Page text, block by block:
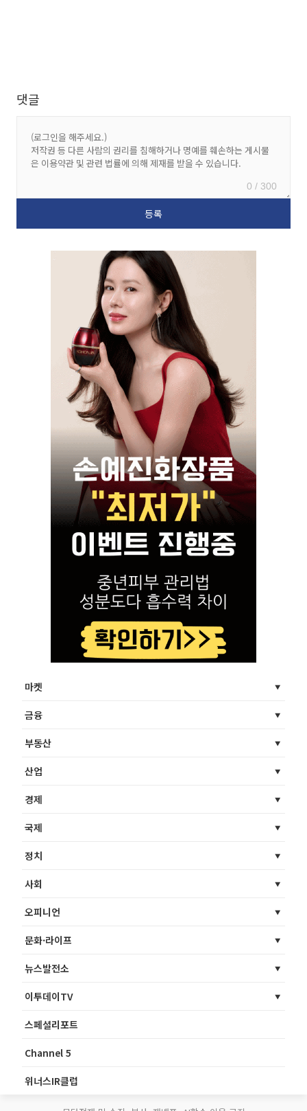
댓글
0 / 300
마켓
금융
부동산
산업
경제
국제
정치
사회
오피니언
문화·라이프
뉴스발전소
이투데이TV
스페셜리포트
Channel 5
위너스IR클럽